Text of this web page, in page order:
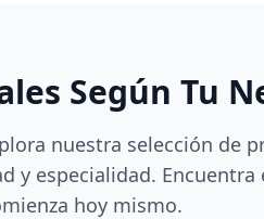
Según Tu
nuestra selección de
y especialidad.
hoy mismo.